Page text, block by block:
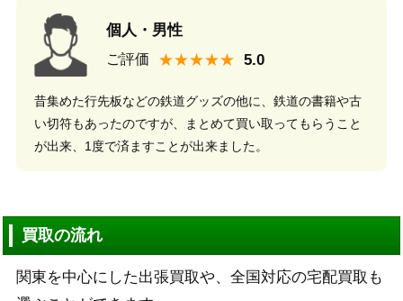
個人・男性
ご評価 ★★★★★
昔集めた行先板などの鉄道グッズの他に、鉄道の書籍や古
い切符もあったのですが、まとめて買い取ってもらうこと
が出来、1度で済ますことが出来ました。
買取の流れ
関東を中心にした出張買取や、全国対応の宅配買取も